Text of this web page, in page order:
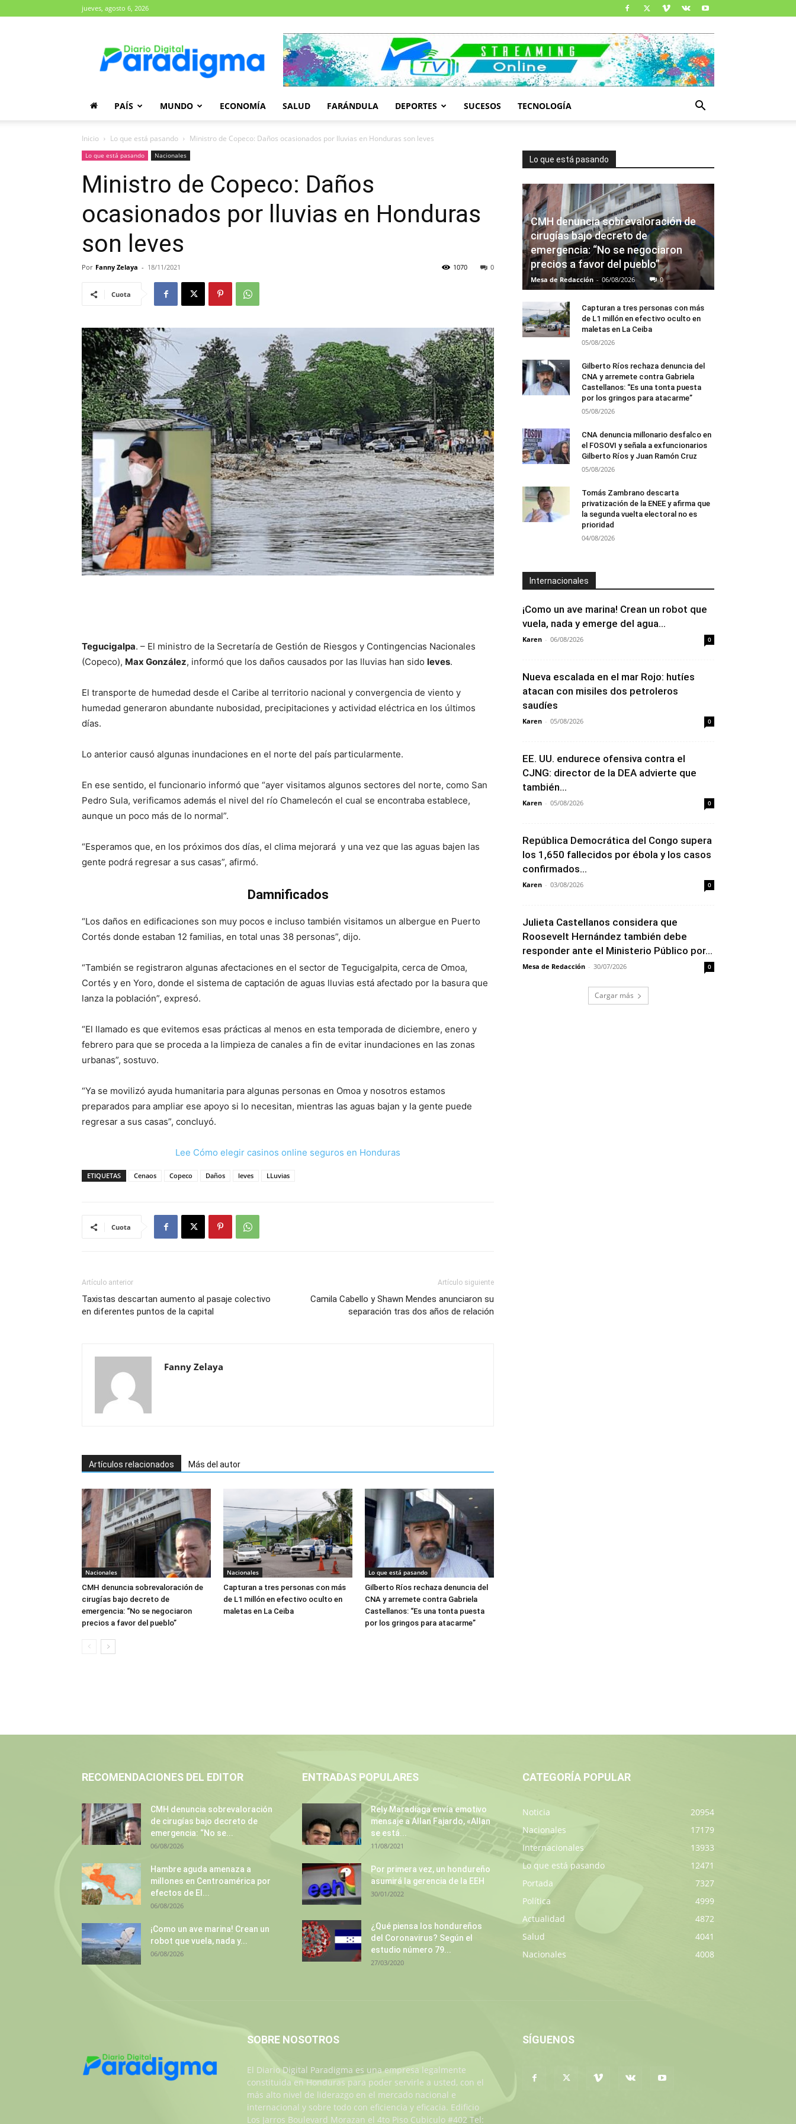
jueves, agosto 6, 2026
Paradigma
PAÍS MUNDO ECONOMÍA SALUD FARÁNDULA DEPORTES SUCESOS TECNOLOGÍA
Inicio Lo que está pasando Ministro de Copeco: Daños ocasionados por lluvias en Honduras son leves
Lo que está pasando Nacionales
Ministro de Copeco: Daños
ocasionados por lluvias en Honduras
son leves
Por Fanny Zelaya - 18/11/2021 0
1070
Cuota
Tegucigalpa. – El ministro de la Secretaría de Gestión de Riesgos y Contingencias Nacionales
(Copeco), Max González, informó que los daños causados por las lluvias han sido leves.
El transporte de humedad desde el Caribe al territorio nacional y convergencia de viento y
humedad generaron abundante nubosidad, precipitaciones y actividad eléctrica en los últimos
días.
Lo anterior causó algunas inundaciones en el norte del país particularmente.
En ese sentido, el funcionario informó que “ayer visitamos algunos sectores del norte, como San
Pedro Sula, verificamos además el nivel del río Chamelecón el cual se encontraba establece,
aunque un poco más de lo normal”.
“Esperamos que, en los próximos dos días, el clima mejorará y una vez que las aguas bajen las
gente podrá regresar a sus casas”, afirmó.
Damnificados
“Los daños en edificaciones son muy pocos e incluso también visitamos un albergue en Puerto
Cortés donde estaban 12 familias, en total unas 38 personas”, dijo.
“También se registraron algunas afectaciones en el sector de Tegucigalpita, cerca de Omoa,
Cortés y en Yoro, donde el sistema de captación de aguas lluvias está afectado por la basura que
lanza la población”, expresó.
“El llamado es que evitemos esas prácticas al menos en esta temporada de diciembre, enero y
febrero para que se proceda a la limpieza de canales a fin de evitar inundaciones en las zonas
urbanas”, sostuvo.
“Ya se movilizó ayuda humanitaria para algunas personas en Omoa y nosotros estamos
preparados para ampliar ese apoyo si lo necesitan, mientras las aguas bajan y la gente puede
regresar a sus casas”, concluyó.
Lee Cómo elegir casinos online seguros en Honduras
ETIQUETAS Cenaos Copeco Daños leves LLuvias
Cuota
Artículo anterior
Taxistas descartan aumento al pasaje colectivo
en diferentes puntos de la capital
Artículo siguiente
Camila Cabello y Shawn Mendes anunciaron su
separación tras dos años de relación
Fanny Zelaya
Artículos relacionados Más del autor
Nacionales
CMH denuncia sobrevaloración de
cirugías bajo decreto de
emergencia: “No se negociaron
precios a favor del pueblo”
Nacionales
Capturan a tres personas con más
de L1 millón en efectivo oculto en
maletas en La Ceiba
Lo que está pasando
Gilberto Ríos rechaza denuncia del
CNA y arremete contra Gabriela
Castellanos: “Es una tonta puesta
por los gringos para atacarme”
Lo que está pasando
CMH denuncia sobrevaloración de
cirugías bajo decreto de
emergencia: “No se negociaron
precios a favor del pueblo”
Mesa de Redacción - 06/08/2026 0
Capturan a tres personas con más
de L1 millón en efectivo oculto en
maletas en La Ceiba
05/08/2026
Gilberto Ríos rechaza denuncia del
CNA y arremete contra Gabriela
Castellanos: “Es una tonta puesta
por los gringos para atacarme”
05/08/2026
CNA denuncia millonario desfalco en
el FOSOVI y señala a exfuncionarios
Gilberto Ríos y Juan Ramón Cruz
05/08/2026
Tomás Zambrano descarta
privatización de la ENEE y afirma que
la segunda vuelta electoral no es
prioridad
04/08/2026
Internacionales
¡Como un ave marina! Crean un robot que
vuela, nada y emerge del agua...
Karen - 06/08/2026 0
Nueva escalada en el mar Rojo: hutíes
atacan con misiles dos petroleros
saudíes
Karen - 05/08/2026 0
EE. UU. endurece ofensiva contra el
CJNG: director de la DEA advierte que
también...
Karen - 05/08/2026 0
República Democrática del Congo supera
los 1,650 fallecidos por ébola y los casos
confirmados...
Karen - 03/08/2026 0
Julieta Castellanos considera que
Roosevelt Hernández también debe
responder ante el Ministerio Público por...
Mesa de Redacción - 30/07/2026 0
Cargar más
RECOMENDACIONES DEL EDITOR
CMH denuncia sobrevaloración
de cirugías bajo decreto de
emergencia: “No se...
06/08/2026
Hambre aguda amenaza a
millones en Centroamérica por
efectos de El...
06/08/2026
¡Como un ave marina! Crean un
robot que vuela, nada y...
06/08/2026
ENTRADAS POPULARES
Rely Maradiaga envía emotivo
mensaje a Allan Fajardo, «Allan
se está...
11/08/2021
Por primera vez, un hondureño
asumirá la gerencia de la EEH
30/01/2022
¿Qué piensa los hondureños
del Coronavirus? Según el
estudio número 79...
27/03/2020
CATEGORÍA POPULAR
Noticia
20954
Nacionales
17179
Internacionales
13933
Lo que está pasando
12471
Portada
7327
Política
4999
Actualidad
4872
Salud
4041
Nacionales
4008
SOBRE NOSOTROS
El Diario Digital Paradigma es una empresa legalmente
constituida en Honduras para poder servirle a usted, con el
más alto nivel de liderazgo en el mercado nacional e
internacional y sobre todo con eficiencia y eficacia. Edificio
Los Jarros Boulevard Morazan el 4to Piso Cubiculo #402 Tel:
SÍGUENOS